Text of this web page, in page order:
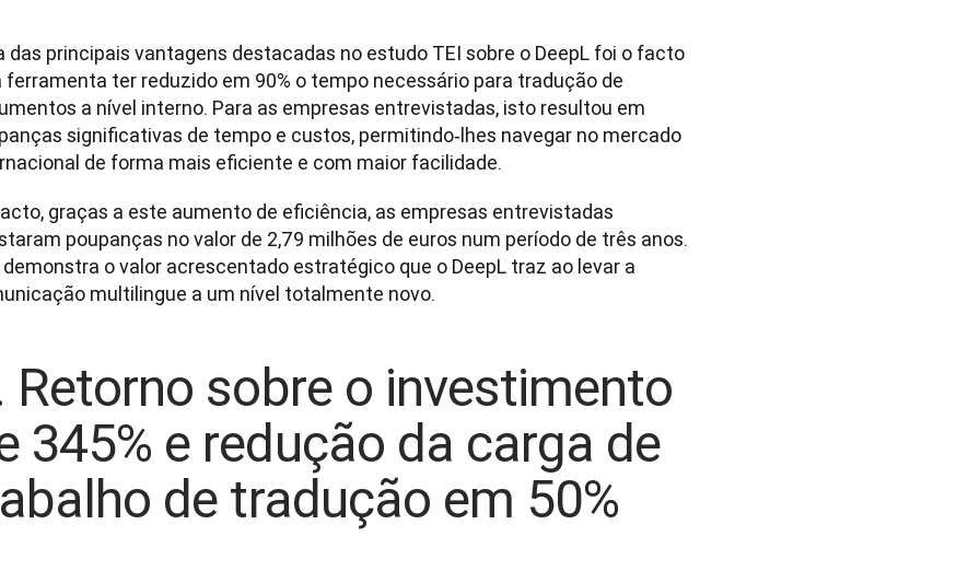
das principais vantagens destacadas no estudo TEI sobre o DeepL foi o facto
ferramenta ter reduzido em 90% o tempo necessário para tradução de
a nível interno. Para as empresas entrevistadas, isto resultou em
significativas de tempo e custos, permitindo‑lhes navegar no mercado
de forma mais eficiente e com maior facilidade.
graças a este aumento de eficiência, as empresas entrevistadas
poupanças no valor de 2,79 milhões de euros num período de três anos.
o valor acrescentado estratégico que o DeepL traz ao levar a
multilingue a um nível totalmente novo.
Retorno sobre o investimento
345% e redução da carga de
de tradução em 50%